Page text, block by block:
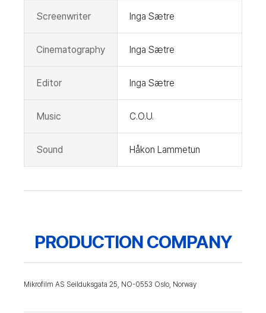
Screenwriter Inga Sætre
Cinematography Inga Sætre
Editor Inga Sætre
Music C.O.U.
Sound Håkon Lammetun
PRODUCTION COMPANY
Mikrofilm AS Seilduksgata 25, NO-0553 Oslo, Norway